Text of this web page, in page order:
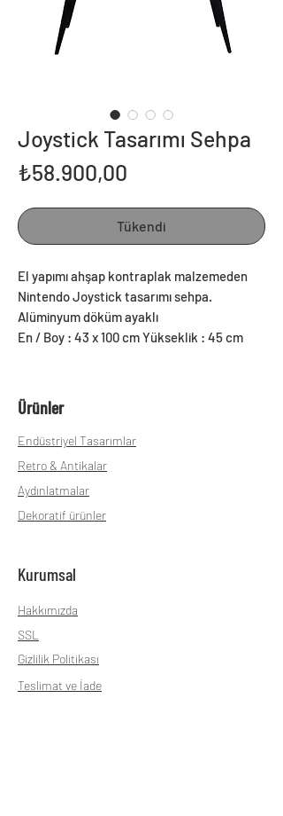
Joystick Tasarımı Sehpa
₺58.900,00
Tükendi
El yapımı ahşap kontraplak malzemeden
Nintendo Joystick tasarımı sehpa.
Alüminyum döküm ayaklı
En / Boy : 43 x 100 cm Yükseklik : 45 cm
Ürünler
Endüstriyel Tasarımlar
Retro & Antikalar
Aydınlatmalar
Dekoratif ürünler
Kurumsal
Hakkımızda
SSL
Gizlilik Politikası
Teslimat ve İade